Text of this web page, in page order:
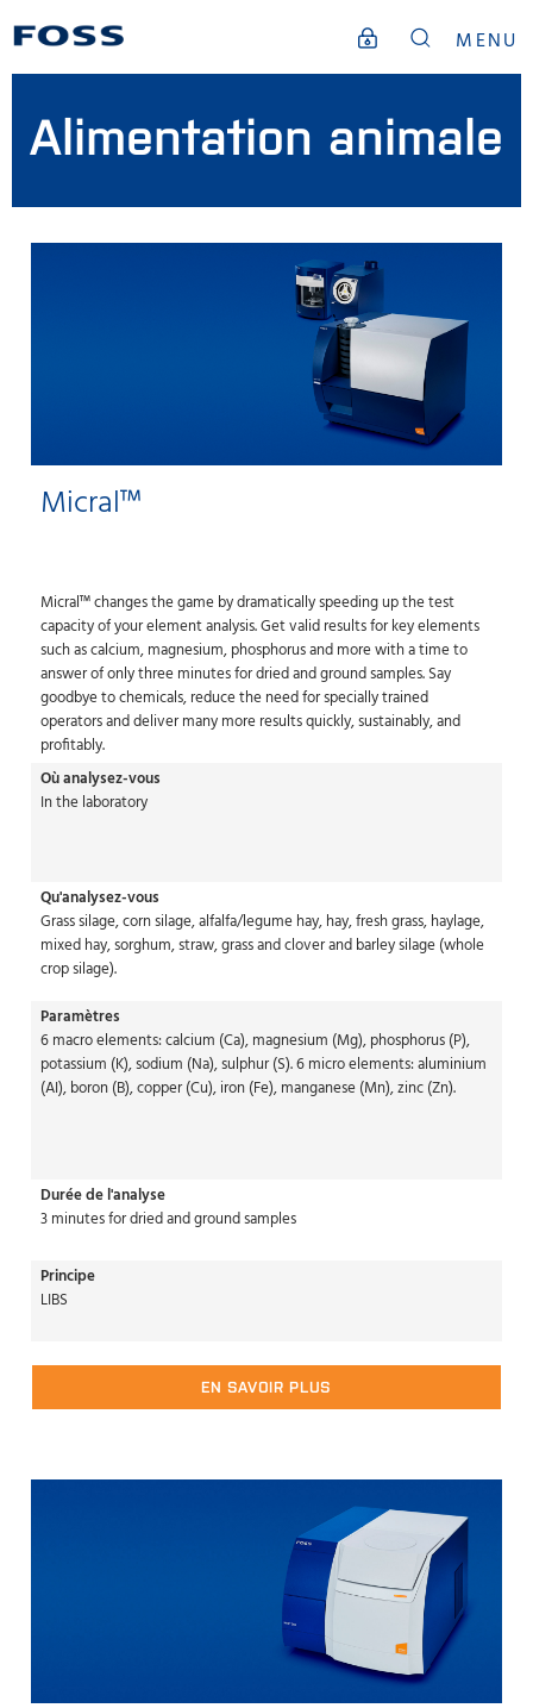
MENU
Alimentation animale
Micral™
Micral™ changes the game by dramatically speeding up the test
capacity of your element analysis. Get valid results for key elements
such as calcium, magnesium, phosphorus and more with a time to
answer of only three minutes for dried and ground samples. Say
goodbye to chemicals, reduce the need for specially trained
operators and deliver many more results quickly, sustainably, and
profitably.
Où analysez-vous
In the laboratory
Qu'analysez-vous
Grass silage, corn silage, alfalfa/legume hay, hay, fresh grass, haylage,
mixed hay, sorghum, straw, grass and clover and barley silage (whole
crop silage).
Paramètres
6 macro elements: calcium (Ca), magnesium (Mg), phosphorus (P),
potassium (K), sodium (Na), sulphur (S). 6 micro elements: aluminium
(AI), boron (B), copper (Cu), iron (Fe), manganese (Mn), zinc (Zn).
Durée de l'analyse
3 minutes for dried and ground samples
Principe
LIBS
EN SAVOIR PLUS